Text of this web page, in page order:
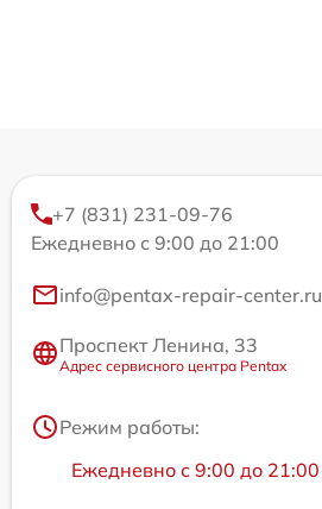
+7 (831) 231-09-76
Ежедневно с 9:00 до 21:00
info@pentax-repair-center.ru
Проспект Ленина, 33
Адрес сервисного центра Pentax
Режим работы:
Ежедневно с 9:00 до 21:00